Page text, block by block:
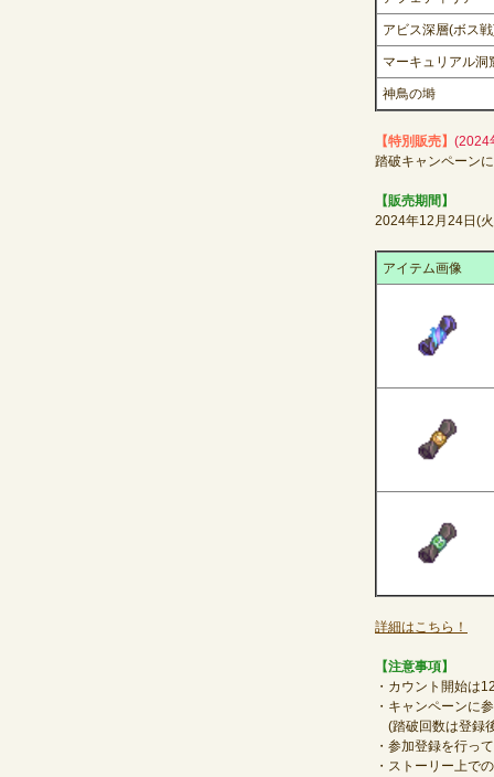
アビス深層(ボス
マーキュリアル洞
神鳥の塒
【特別販売】 (2024
踏破キャンペーン
【販売期間】
2024年12月24日(
アイテム画像
詳細はこちら！
【注意事項】
・カウント開始は
・キャンペーンに
(踏破回数は登録
・参加登録を行っ
・ストーリー上で